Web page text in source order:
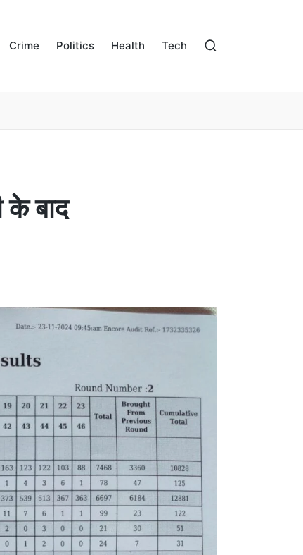
Crime Politics Health Tech
के बाद